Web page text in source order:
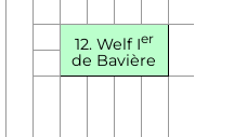
12. Welf Ier
de Bavière